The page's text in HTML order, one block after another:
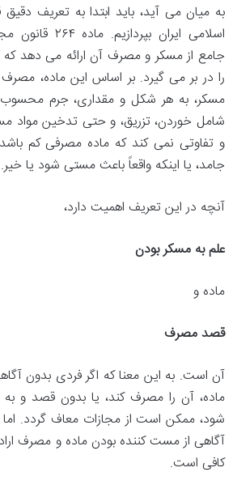
به میان می آید، باید ابتدا به تعریف
اسلامی ایران
جامع از مسکر و مصرف آن ارائه می دهد که
را در بر می گیرد. بر اساس این ماده،
مسکر، به هر شکل و مقداری، جرم
شامل خوردن، تزریق، و حتی تدخین مواد
و تفاوتی نمی کند که ماده مصرفی کم باشد
جامد، یا اینکه واقعاً باعث مستی شود یا خیر.
آنچه در این تعریف اهمیت دارد،
علم به مسکر بودن
ماده و
قصد مصرف
آن است. به این معنا که اگر فردی بدون
ماده، آن را مصرف کند، یا بدون قصد و
شود، ممکن است از مجازات معاف گردد.
آگاهی از مست کننده بودن ماده و مصرف
کافی است.